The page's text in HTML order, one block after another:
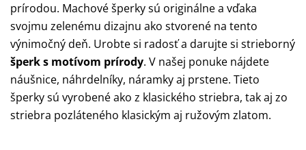
prírodou. Machové šperky sú originálne a vďaka
svojmu zelenému dizajnu ako stvorené na tento
výnimočný deň. Urobte si radosť a darujte si strieborný
šperk s motívom prírody. V našej ponuke nájdete
náušnice, náhrdelníky, náramky aj prstene. Tieto
šperky sú vyrobené ako z klasického striebra, tak aj zo
striebra pozláteného klasickým aj ružovým zlatom.